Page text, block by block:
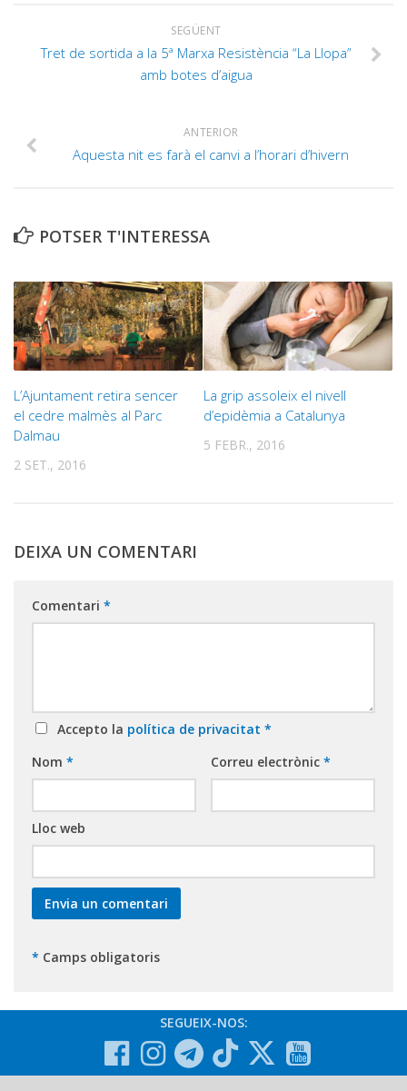
SEGÜENT
Tret de sortida a la 5ª Marxa Resistència “La Llopa”
amb botes d’aigua
ANTERIOR
Aquesta nit es farà el canvi a l’horari d’hivern
POTSER T'INTERESSA
L’Ajuntament retira sencer
el cedre malmès al Parc
Dalmau
2 SET., 2016
La grip assoleix el nivell
d’epidèmia a Catalunya
5 FEBR., 2016
DEIXA UN COMENTARI
Comentari *
Accepto la política de privacitat *
Nom * Correu electrònic *
Lloc web
* Camps obligatoris
SEGUEIX-NOS: